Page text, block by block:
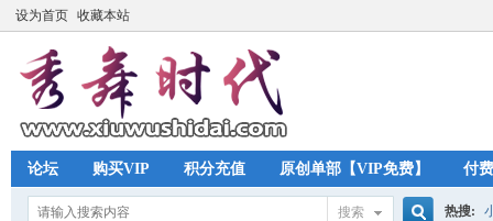
设为首页 收藏本站
论坛 购买VIP 积分充值 原创单部【VIP免费】 付
搜索 热搜: